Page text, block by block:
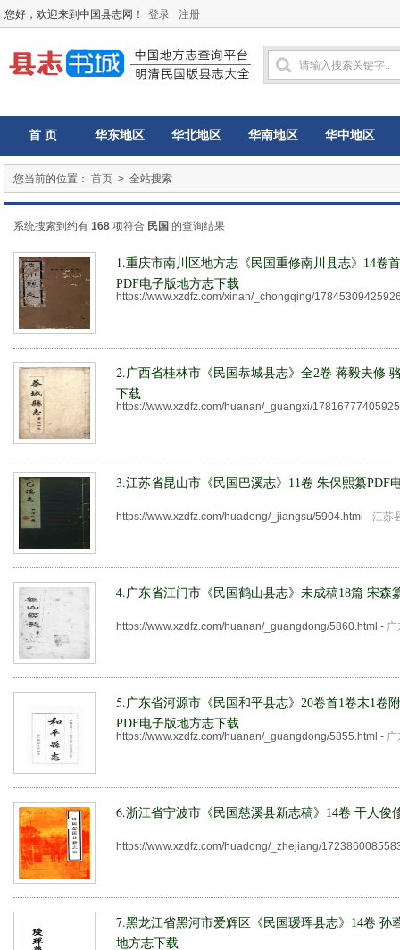
您好，欢迎来到中国县志网！ 登录 注册
首 页 华东地区 华北地区 华南地区 华中地区
您当前的位置： 首页 > 全站搜索
系统搜索到约有 168 项符合 民国 的查询结果
1.重庆市南川区地方志《民国重修南川县志》14卷
PDF电子版地方志下载
https://www.xzdfz.com/xinan/_chongqing/
2.广西省桂林市《民国恭城县志》全2卷 蒋毅夫修
下载
https://www.xzdfz.com/huanan/_guangxi/
3.江苏省昆山市《民国巴溪志》11卷 朱保熙纂PDF
https://www.xzdfz.com/huadong/_jiangsu/5904.html - 江苏
4.广东省江门市《民国鹤山县志》未成稿18篇 宋森
https://www.xzdfz.com/huanan/_guangdong/5860.html - 广
5.广东省河源市《民国和平县志》20卷首1卷末1卷
PDF电子版地方志下载
https://www.xzdfz.com/huanan/_guangdong/5855.html - 广
6.浙江省宁波市《民国慈溪县新志稿》14卷 干人俊
https://www.xzdfz.com/huadong/_zhejiang/
7.黑龙江省黑河市爱辉区《民国瑷珲县志》14卷 孙
地方志下载